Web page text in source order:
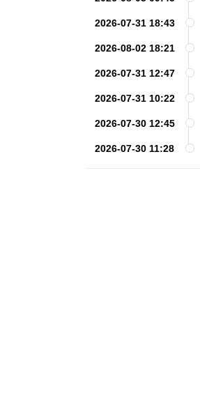
2026-07-31 18:43
2026-08-02 18:21
2026-07-31 12:47
2026-07-31 10:22
2026-07-30 12:45
2026-07-30 11:28